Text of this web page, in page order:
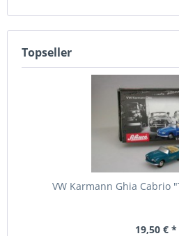
Topseller
VW Karmann Ghia Cabrio
19,50 € *